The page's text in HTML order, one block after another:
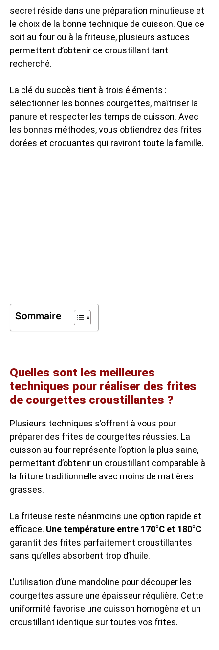
secret réside dans une préparation minutieuse et
le choix de la bonne technique de cuisson. Que ce
soit au four ou à la friteuse, plusieurs astuces
permettent d’obtenir ce croustillant tant
recherché.
La clé du succès tient à trois éléments :
sélectionner les bonnes courgettes, maîtriser la
panure et respecter les temps de cuisson. Avec
les bonnes méthodes, vous obtiendrez des frites
dorées et croquantes qui raviront toute la famille.
Sommaire
Quelles sont les meilleures
techniques pour réaliser des frites
de courgettes croustillantes ?
Plusieurs techniques s’offrent à vous pour
préparer des frites de courgettes réussies. La
cuisson au four représente l’option la plus saine,
permettant d’obtenir un croustillant comparable à
la friture traditionnelle avec moins de matières
grasses.
La friteuse reste néanmoins une option rapide et
efficace. Une température entre 170°C et 180°C
garantit des frites parfaitement croustillantes
sans qu’elles absorbent trop d’huile.
L’utilisation d’une mandoline pour découper les
courgettes assure une épaisseur régulière. Cette
uniformité favorise une cuisson homogène et un
croustillant identique sur toutes vos frites.